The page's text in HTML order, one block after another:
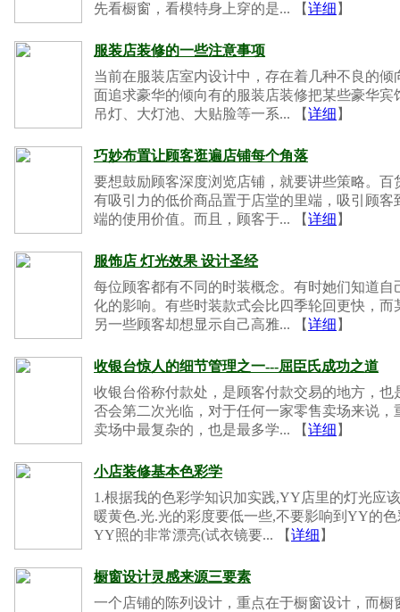
先看橱窗，看模特身上穿的是... 【详细 】
服装店装修的一些注意事项
当前在服装店室内设计中，存在着几种不良的
面追求豪华的倾向有的服装店装修把某些豪华
吊灯、大灯池、大贴脸等一系... 【详细 】
巧妙布置让顾客逛遍店铺每个角落
要想鼓励顾客深度浏览店铺，就要讲些策略。
有吸引力的低价商品置于店堂的里端，吸引顾
端的使用价值。而且，顾客于... 【详细 】
服饰店 灯光效果 设计圣经
每位顾客都有不同的时装概念。有时她们知道
化的影响。有些时装款式会比四季轮回更快，
另一些顾客却想显示自己高雅... 【详细 】
收银台惊人的细节管理之一---屈臣氏成功之道
收银台俗称付款处，是顾客付款交易的地方，
否会第二次光临，对于任何一家零售卖场来说
卖场中最复杂的，也是最多学... 【详细 】
小店装修基本色彩学
1.根据我的色彩学知识加实践,YY店里的灯光应
暖黄色.光.光的彩度要低一些,不要影响到YY的
YY照的非常漂亮(试衣镜要... 【详细 】
橱窗设计灵感来源三要素
一个店铺的陈列设计，重点在于橱窗设计，而